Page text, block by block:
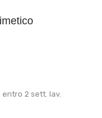
2 sett. lav.